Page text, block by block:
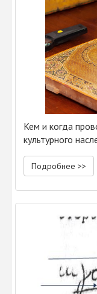
Кем и когда
культурного
Подробнее >>